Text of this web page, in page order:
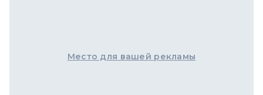
Место для вашей рекламы